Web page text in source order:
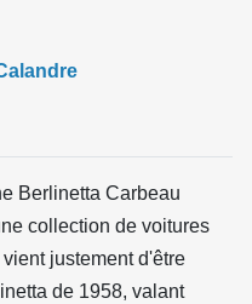
Berlinetta Carbeau
collection de voitures
justement d'être
de 1958, valant